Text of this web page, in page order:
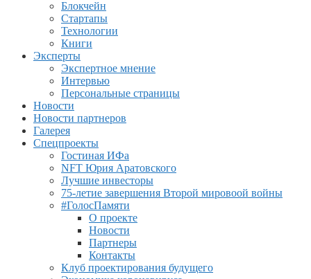
Блокчейн
Стартапы
Технологии
Книги
Эксперты
Экспертное мнение
Интервью
Персональные страницы
Новости
Новости партнеров
Галерея
Спецпроекты
Гостиная ИФа
NFT Юрия Аратовского
Лучшие инвесторы
75-летие завершения Второй мировоой войны
#ГолосПамяти
О проекте
Новости
Партнеры
Контакты
Клуб проектирования будущего